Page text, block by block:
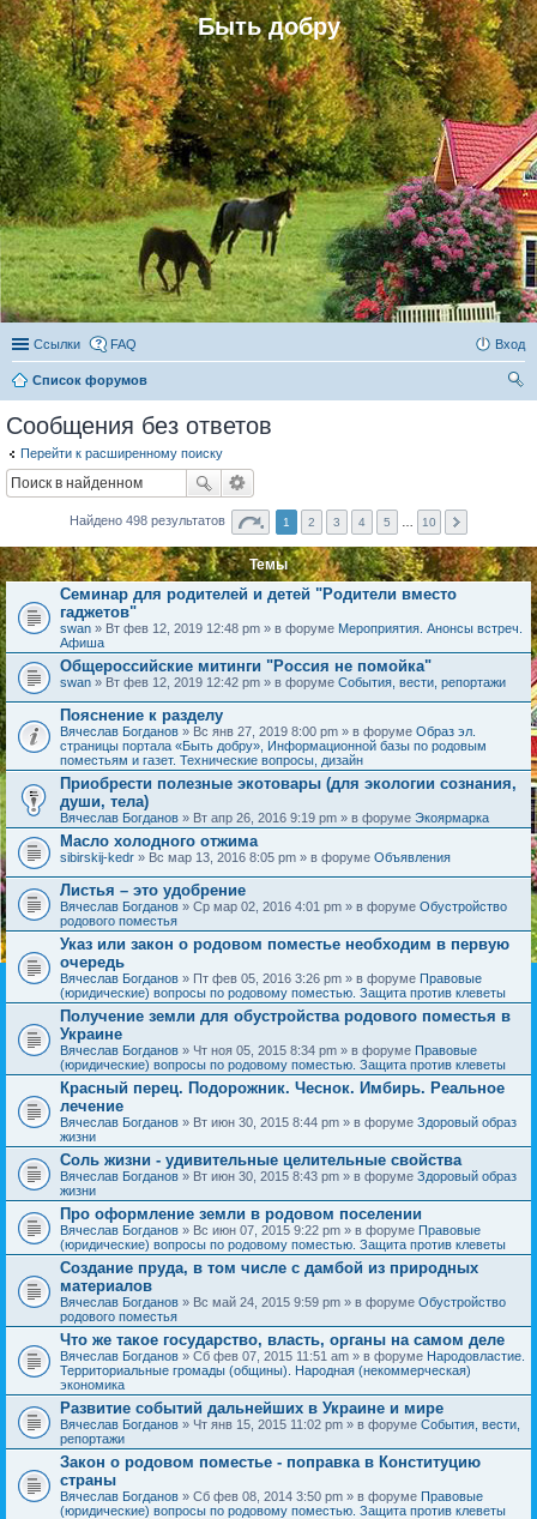
Быть добру
Ссылки FAQ Вход
Список форумов
Сообщения без ответов
Перейти к расширенному поиску
Найдено 498 результатов 1 2 3 4 5 10
Темы
Семинар для родителей и детей "Родители вместо
гаджетов"
swan » Вт фев 12, 2019 12:48 pm » в форуме Мероприятия. Анонсы встреч.
Афиша
Общероссийские митинги "Россия не помойка"
swan » Вт фев 12, 2019 12:42 pm » в форуме События, вести, репортажи
Пояснение к разделу
Вячеслав Богданов » Вс янв 27, 2019 8:00 pm » в форуме Образ эл.
страницы портала «Быть добру», Информационной базы по родовым
поместьям и газет. Технические вопросы, дизайн
Приобрести полезные экотовары (для экологии сознания,
души, тела)
Вячеслав Богданов » Вт апр 26, 2016 9:19 pm » в форуме Экоярмарка
Масло холодного отжима
sibirskij-kedr » Вс мар 13, 2016 8:05 pm » в форуме Объявления
Листья – это удобрение
Вячеслав Богданов » Ср мар 02, 2016 4:01 pm » в форуме Обустройство
родового поместья
Указ или закон о родовом поместье необходим в первую
очередь
Вячеслав Богданов » Пт фев 05, 2016 3:26 pm » в форуме Правовые
(юридические) вопросы по родовому поместью. Защита против клеветы
Получение земли для обустройства родового поместья в
Украине
Вячеслав Богданов » Чт ноя 05, 2015 8:34 pm » в форуме Правовые
(юридические) вопросы по родовому поместью. Защита против клеветы
Красный перец. Подорожник. Чеснок. Имбирь. Реальное
лечение
Вячеслав Богданов » Вт июн 30, 2015 8:44 pm » в форуме Здоровый образ
жизни
Соль жизни - удивительные целительные свойства
Вячеслав Богданов » Вт июн 30, 2015 8:43 pm » в форуме Здоровый образ
жизни
Про оформление земли в родовом поселении
Вячеслав Богданов » Вс июн 07, 2015 9:22 pm » в форуме Правовые
(юридические) вопросы по родовому поместью. Защита против клеветы
Создание пруда, в том числе с дамбой из природных
материалов
Вячеслав Богданов » Вс май 24, 2015 9:59 pm » в форуме Обустройство
родового поместья
Что же такое государство, власть, органы на самом деле
Вячеслав Богданов » Сб фев 07, 2015 11:51 am » в форуме Народовластие.
Территориальные громады (общины). Народная (некоммерческая)
экономика
Развитие событий дальнейших в Украине и мире
Вячеслав Богданов » Чт янв 15, 2015 11:02 pm » в форуме События, вести,
репортажи
Закон о родовом поместье - поправка в Конституцию
страны
Вячеслав Богданов » Сб фев 08, 2014 3:50 pm » в форуме Правовые
(юридические) вопросы по родовому поместью. Защита против клеветы